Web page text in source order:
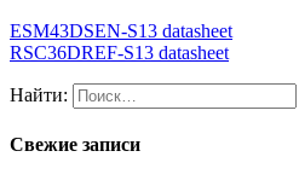
ESM43DSEN-S13 datasheet
RSC36DREF-S13 datasheet
Найти:
Свежие записи